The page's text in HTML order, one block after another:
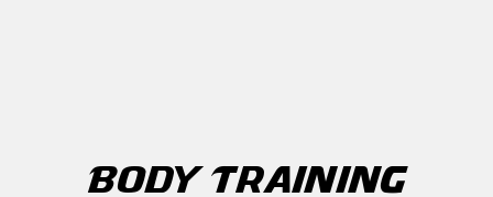
BODY TRAINING